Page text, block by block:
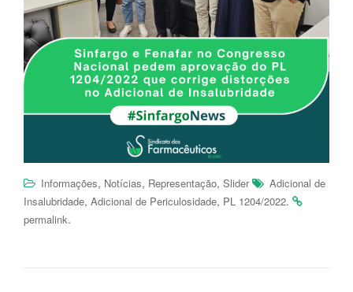
Informações, Notícias, Representação, Slider
Adicional de
Insalubridade, Adicional de Periculosidade, PL 1204/2022.
permalink.